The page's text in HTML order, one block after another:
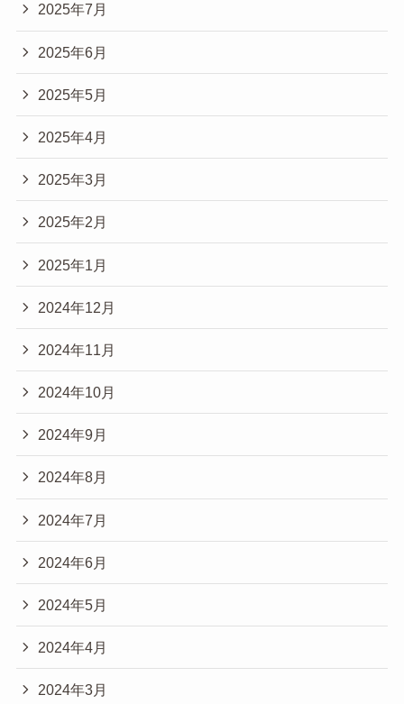
2025年7月
2025年6月
2025年5月
2025年4月
2025年3月
2025年2月
2025年1月
2024年12月
2024年11月
2024年10月
2024年9月
2024年8月
2024年7月
2024年6月
2024年5月
2024年4月
2024年3月